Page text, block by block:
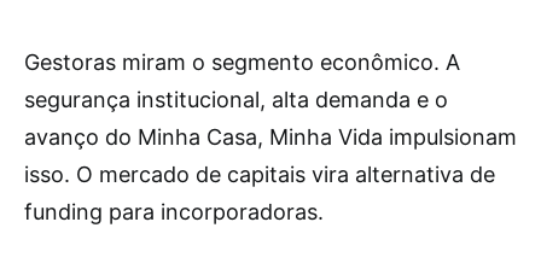
Gestoras miram o segmento econômico. A
segurança institucional, alta demanda e o
avanço do Minha Casa, Minha Vida impulsionam
isso. O mercado de capitais vira alternativa de
funding para incorporadoras.